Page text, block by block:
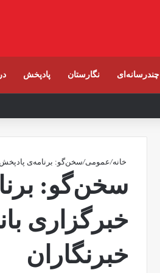
چندرسانه‌ای نگارستان پادپخش
خانه/عمومی/سخن‌گو: برنامه‌ی پادپخش
سخن‌گو:
خبرگزاری
خبرنگاران